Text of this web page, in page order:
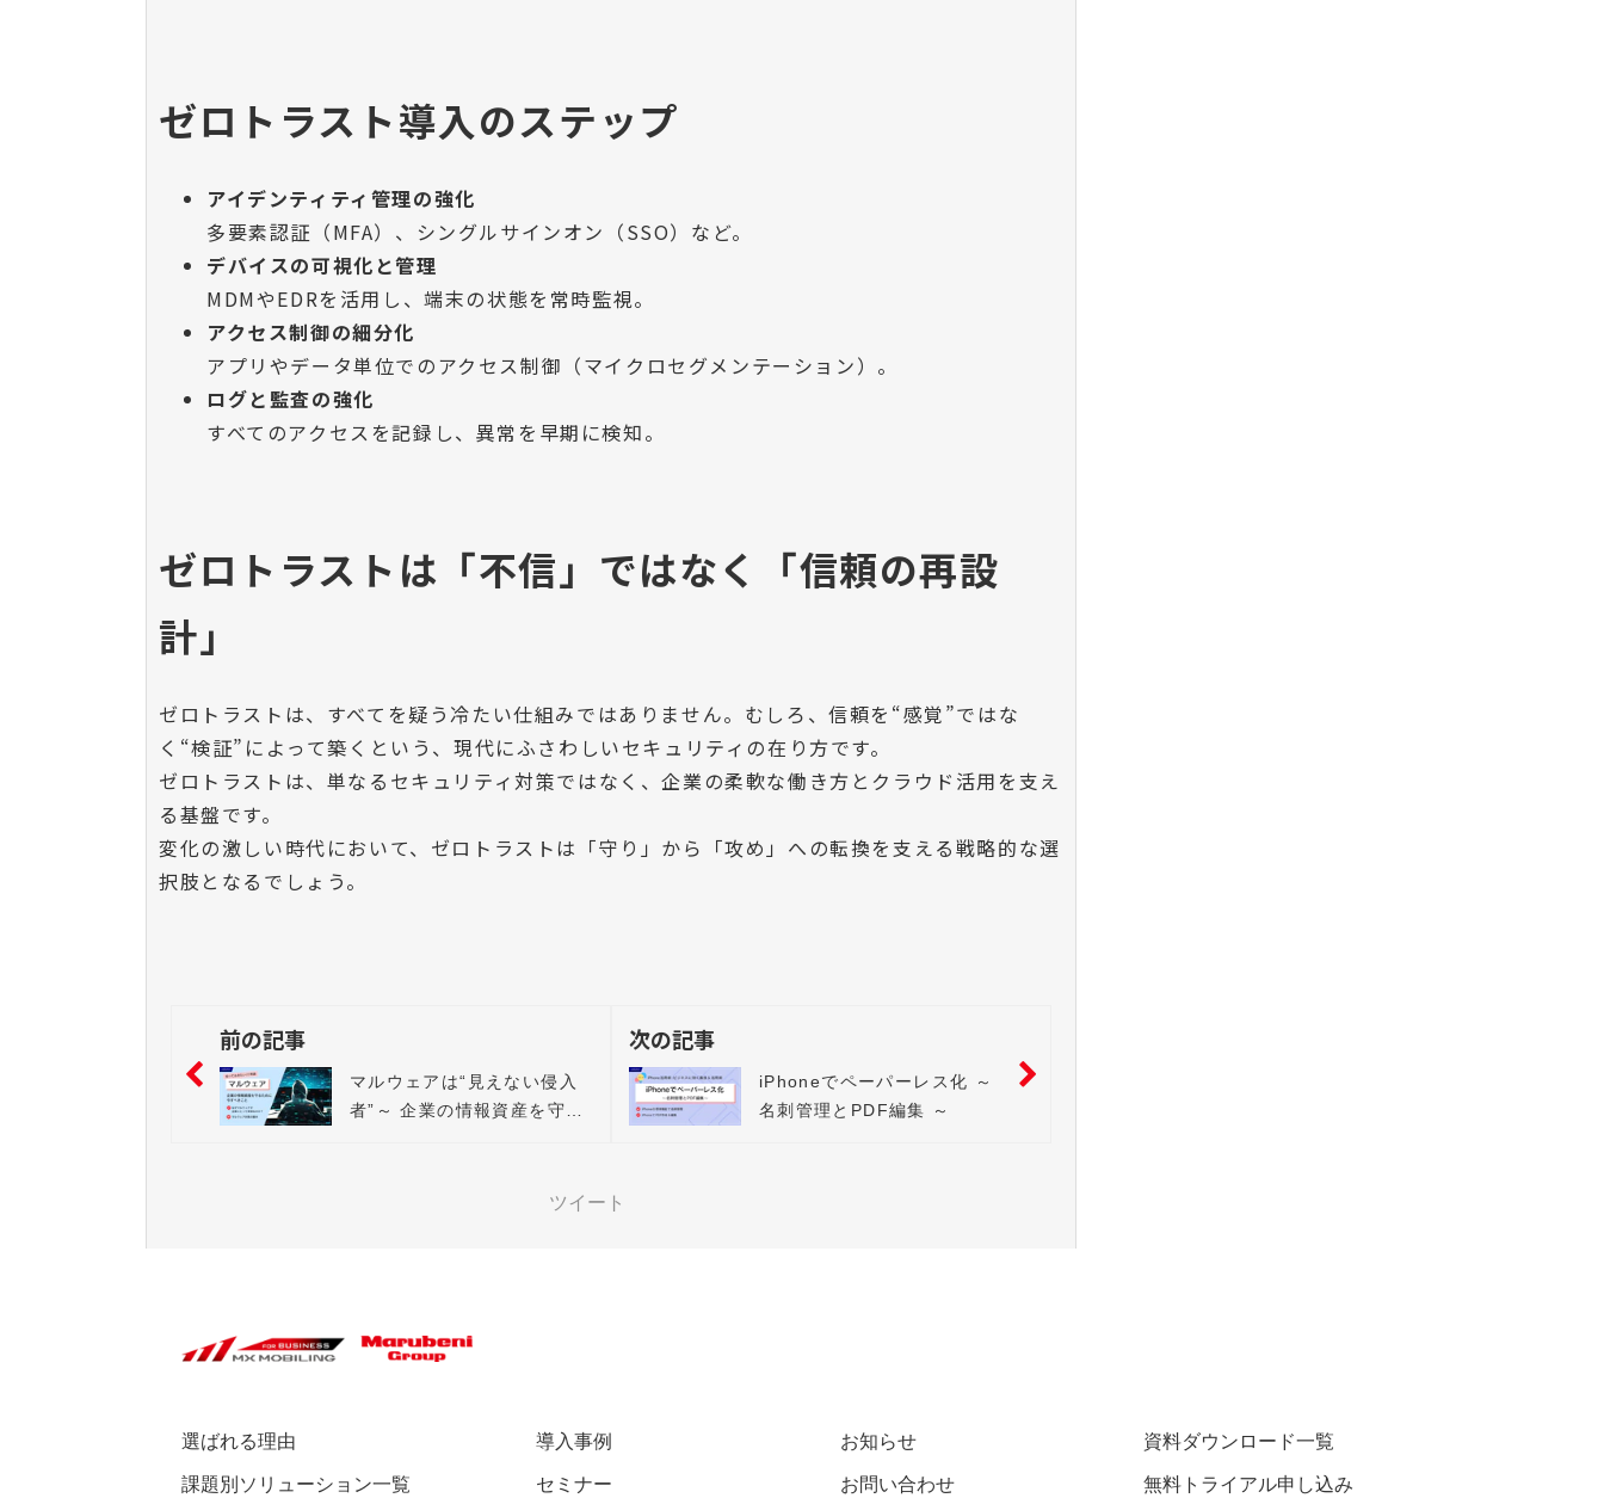
ゼロトラスト導入のステップ
アイデンティティ管理の強化
多要素認証（MFA）、シングルサインオン（SSO）など。
デバイスの可視化と管理
MDMやEDRを活用し、端末の状態を常時監視。
アクセス制御の細分化
アプリやデータ単位でのアクセス制御（マイクロセグメンテーション）。
ログと監査の強化
すべてのアクセスを記録し、異常を早期に検知。
ゼロトラストは「不信」ではなく「信頼の再設
計」
ゼロトラストは、すべてを疑う冷たい仕組みではありません。むしろ、信頼を“感覚”ではな
く“検証”によって築くという、現代にふさわしいセキュリティの在り方です。
ゼロトラストは、単なるセキュリティ対策ではなく、企業の柔軟な働き方とクラウド活用を支え
る基盤です。
変化の激しい時代において、ゼロトラストは「守り」から「攻め」への転換を支える戦略的な選
択肢となるでしょう。
前の記事
マルウェアは“見えない侵入
者”～ 企業の情報資産を守る
次の記事
iPhoneでペーパーレス化 ～
名刺管理とPDF編集 ～
ツイート
選ばれる理由
課題別ソリューション一覧
導入事例
セミナー
お知らせ
お問い合わせ
資料ダウンロード一覧
無料トライアル申し込み